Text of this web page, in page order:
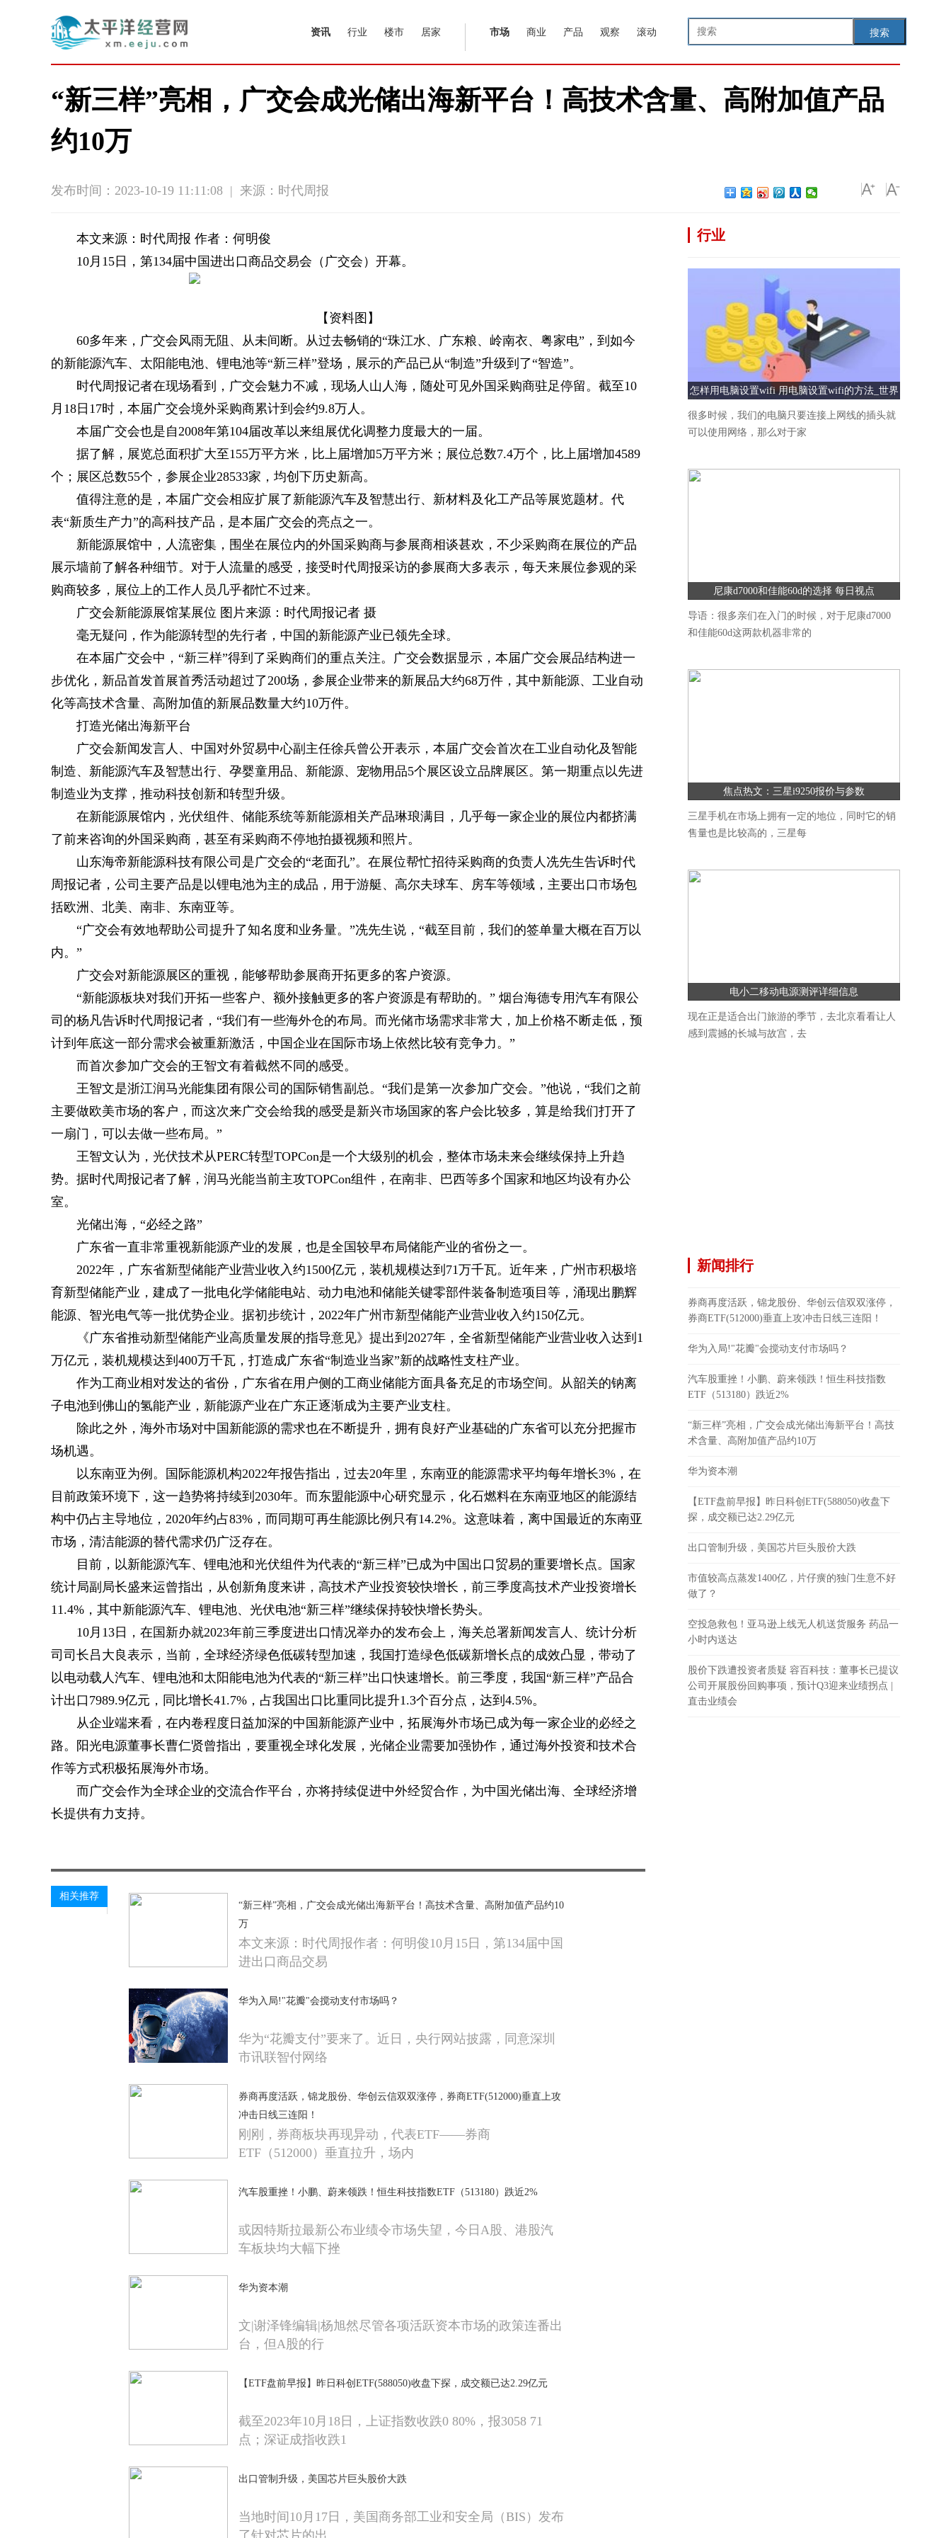
搜索
资讯 行业 楼市 居家 市场 商业 产品 观察 滚动
“新三样”亮相，广交会成光储出海新平台！高技术含量、高附加值产品
约10万
发布时间：2023-10-19 11:11:08 | 来源：时代周报
本文来源：时代周报 作者：何明俊
10月15日，第134届中国进出口商品交易会（广交会）开幕。
【资料图】
60多年来，广交会风雨无阻、从未间断。从过去畅销的“珠江水、广东粮、岭南衣、粤家电”，到如今
的新能源汽车、太阳能电池、锂电池等“新三样”登场，展示的产品已从“制造”升级到了“智造”。
时代周报记者在现场看到，广交会魅力不减，现场人山人海，随处可见外国采购商驻足停留。截至10
月18日17时，本届广交会境外采购商累计到会约9.8万人。
本届广交会也是自2008年第104届改革以来组展优化调整力度最大的一届。
据了解，展览总面积扩大至155万平方米，比上届增加5万平方米；展位总数7.4万个，比上届增加4589
个；展区总数55个，参展企业28533家，均创下历史新高。
值得注意的是，本届广交会相应扩展了新能源汽车及智慧出行、新材料及化工产品等展览题材。代
表“新质生产力”的高科技产品，是本届广交会的亮点之一。
新能源展馆中，人流密集，围坐在展位内的外国采购商与参展商相谈甚欢，不少采购商在展位的产品
展示墙前了解各种细节。对于人流量的感受，接受时代周报采访的参展商大多表示，每天来展位参观的采
购商较多，展位上的工作人员几乎都忙不过来。
广交会新能源展馆某展位 图片来源：时代周报记者 摄
毫无疑问，作为能源转型的先行者，中国的新能源产业已领先全球。
在本届广交会中，“新三样”得到了采购商们的重点关注。广交会数据显示，本届广交会展品结构进一
步优化，新品首发首展首秀活动超过了200场，参展企业带来的新展品大约68万件，其中新能源、工业自动
化等高技术含量、高附加值的新展品数量大约10万件。
打造光储出海新平台
广交会新闻发言人、中国对外贸易中心副主任徐兵曾公开表示，本届广交会首次在工业自动化及智能
制造、新能源汽车及智慧出行、孕婴童用品、新能源、宠物用品5个展区设立品牌展区。第一期重点以先进
制造业为支撑，推动科技创新和转型升级。
在新能源展馆内，光伏组件、储能系统等新能源相关产品琳琅满目，几乎每一家企业的展位内都挤满
了前来咨询的外国采购商，甚至有采购商不停地拍摄视频和照片。
山东海帝新能源科技有限公司是广交会的“老面孔”。在展位帮忙招待采购商的负责人冼先生告诉时代
周报记者，公司主要产品是以锂电池为主的成品，用于游艇、高尔夫球车、房车等领域，主要出口市场包
括欧洲、北美、南非、东南亚等。
“广交会有效地帮助公司提升了知名度和业务量。”冼先生说，“截至目前，我们的签单量大概在百万以
内。”
广交会对新能源展区的重视，能够帮助参展商开拓更多的客户资源。
“新能源板块对我们开拓一些客户、额外接触更多的客户资源是有帮助的。” 烟台海德专用汽车有限公
司的杨凡告诉时代周报记者，“我们有一些海外仓的布局。而光储市场需求非常大，加上价格不断走低，预
计到年底这一部分需求会被重新激活，中国企业在国际市场上依然比较有竞争力。”
而首次参加广交会的王智文有着截然不同的感受。
王智文是浙江润马光能集团有限公司的国际销售副总。“我们是第一次参加广交会。”他说，“我们之前
主要做欧美市场的客户，而这次来广交会给我的感受是新兴市场国家的客户会比较多，算是给我们打开了
一扇门，可以去做一些布局。”
王智文认为，光伏技术从PERC转型TOPCon是一个大级别的机会，整体市场未来会继续保持上升趋
势。据时代周报记者了解，润马光能当前主攻TOPCon组件，在南非、巴西等多个国家和地区均设有办公
室。
光储出海，“必经之路”
广东省一直非常重视新能源产业的发展，也是全国较早布局储能产业的省份之一。
2022年，广东省新型储能产业营业收入约1500亿元，装机规模达到71万千瓦。近年来，广州市积极培
育新型储能产业，建成了一批电化学储能电站、动力电池和储能关键零部件装备制造项目等，涌现出鹏辉
能源、智光电气等一批优势企业。据初步统计，2022年广州市新型储能产业营业收入约150亿元。
《广东省推动新型储能产业高质量发展的指导意见》提出到2027年，全省新型储能产业营业收入达到1
万亿元，装机规模达到400万千瓦，打造成广东省“制造业当家”新的战略性支柱产业。
作为工商业相对发达的省份，广东省在用户侧的工商业储能方面具备充足的市场空间。从韶关的钠离
子电池到佛山的氢能产业，新能源产业在广东正逐渐成为主要产业支柱。
除此之外，海外市场对中国新能源的需求也在不断提升，拥有良好产业基础的广东省可以充分把握市
场机遇。
以东南亚为例。国际能源机构2022年报告指出，过去20年里，东南亚的能源需求平均每年增长3%，在
目前政策环境下，这一趋势将持续到2030年。而东盟能源中心研究显示，化石燃料在东南亚地区的能源结
构中仍占主导地位，2020年约占83%，而同期可再生能源比例只有14.2%。这意味着，离中国最近的东南亚
市场，清洁能源的替代需求仍广泛存在。
目前，以新能源汽车、锂电池和光伏组件为代表的“新三样”已成为中国出口贸易的重要增长点。国家
统计局副局长盛来运曾指出，从创新角度来讲，高技术产业投资较快增长，前三季度高技术产业投资增长
11.4%，其中新能源汽车、锂电池、光伏电池“新三样”继续保持较快增长势头。
10月13日，在国新办就2023年前三季度进出口情况举办的发布会上，海关总署新闻发言人、统计分析
司司长吕大良表示，当前，全球经济绿色低碳转型加速，我国打造绿色低碳新增长点的成效凸显，带动了
以电动载人汽车、锂电池和太阳能电池为代表的“新三样”出口快速增长。前三季度，我国“新三样”产品合
计出口7989.9亿元，同比增长41.7%，占我国出口比重同比提升1.3个百分点，达到4.5%。
从企业端来看，在内卷程度日益加深的中国新能源产业中，拓展海外市场已成为每一家企业的必经之
路。阳光电源董事长曹仁贤曾指出，要重视全球化发展，光储企业需要加强协作，通过海外投资和技术合
作等方式积极拓展海外市场。
而广交会作为全球企业的交流合作平台，亦将持续促进中外经贸合作，为中国光储出海、全球经济增
长提供有力支持。
相关推荐
“新三样”亮相，广交会成光储出海新平台！高技术含量、高附加值产品约10
万
本文来源：时代周报作者：何明俊10月15日，第134届中国
进出口商品交易
华为入局!"花瓣"会搅动支付市场吗？
华为“花瓣支付”要来了。近日，央行网站披露，同意深圳
市讯联智付网络
券商再度活跃，锦龙股份、华创云信双双涨停，券商ETF(512000)垂直上攻
冲击日线三连阳！
刚刚，券商板块再现异动，代表ETF——券商
ETF（512000）垂直拉升，场内
汽车股重挫！小鹏、蔚来领跌！恒生科技指数ETF（513180）跌近2%
或因特斯拉最新公布业绩令市场失望，今日A股、港股汽
车板块均大幅下挫
华为资本潮
文|谢泽锋编辑|杨旭然尽管各项活跃资本市场的政策连番出
台，但A股的行
【ETF盘前早报】昨日科创ETF(588050)收盘下探，成交额已达2.29亿元
截至2023年10月18日，上证指数收跌0 80%，报3058 71
点；深证成指收跌1
出口管制升级，美国芯片巨头股价大跌
当地时间10月17日，美国商务部工业和安全局（BIS）发布
了针对芯片的出
行业
怎样用电脑设置wifi 用电脑设置wifi的方法_世界
速看
很多时候，我们的电脑只要连接上网线的插头就
可以使用网络，那么对于家
尼康d7000和佳能60d的选择 每日视点
导语：很多亲们在入门的时候，对于尼康d7000
和佳能60d这两款机器非常的
焦点热文：三星i9250报价与参数
三星手机在市场上拥有一定的地位，同时它的销
售量也是比较高的，三星每
电小二移动电源测评详细信息
现在正是适合出门旅游的季节，去北京看看让人
感到震撼的长城与故宫，去
新闻排行
券商再度活跃，锦龙股份、华创云信双双涨停，
券商ETF(512000)垂直上攻冲击日线三连阳！
华为入局!"花瓣"会搅动支付市场吗？
汽车股重挫！小鹏、蔚来领跌！恒生科技指数
ETF（513180）跌近2%
“新三样”亮相，广交会成光储出海新平台！高技
术含量、高附加值产品约10万
华为资本潮
【ETF盘前早报】昨日科创ETF(588050)收盘下
探，成交额已达2.29亿元
出口管制升级，美国芯片巨头股价大跌
市值较高点蒸发1400亿，片仔癀的独门生意不好
做了？
空投急救包！亚马逊上线无人机送货服务 药品一
小时内送达
股价下跌遭投资者质疑 容百科技：董事长已提议
公司开展股份回购事项，预计Q3迎来业绩拐点 |
直击业绩会